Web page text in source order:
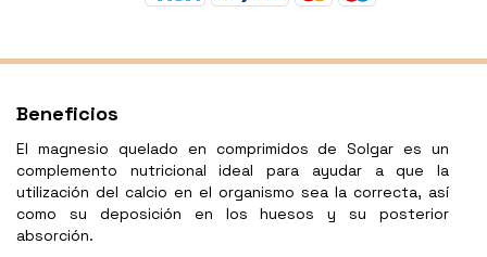
Beneficios
El magnesio quelado en comprimidos de Solgar es un
complemento nutricional ideal para ayudar a que la
utilización del calcio en el organismo sea la correcta, así
como su deposición en los huesos y su posterior
absorción.